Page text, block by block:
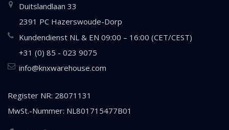
Duitslandlaan 33
2391 PC Hazerswoude-Dorp
Kundendienst NL & EN 09:00 – 16:00 (CET/CEST)
+31 (0) 85 - 023 9075
info@knxwarehouse.com
Register NR: 28071131
MwSt.-Nummer: NL801715477B01